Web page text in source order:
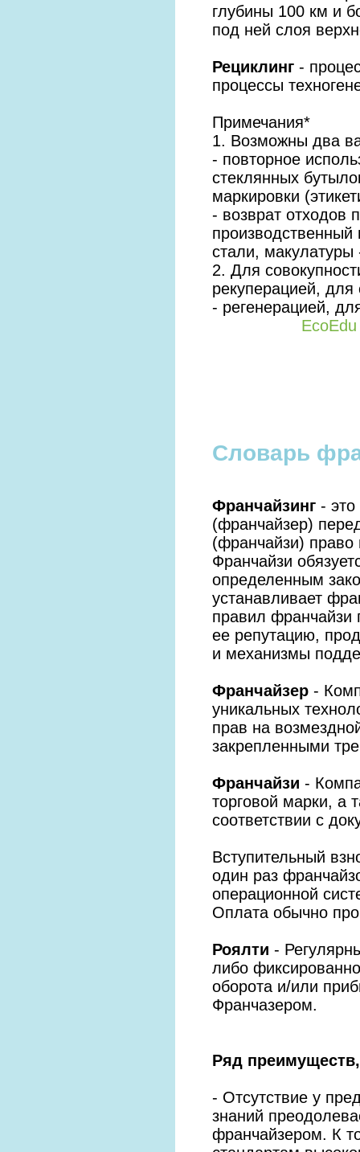
глубины 100 км и
под ней слоя
Рециклинг -
процессы
Примечания*
1. Возможны два
- повторное
стеклянных
маркировки
- возврат отходов
стали, макулатуры
2. Для
рекуперацией,
- регенерацией,
EcoEdu
Словарь
Франчайзинг - это
(франчайзер)
(франчайзи) право
Франчайзи
определенным
устанавливает
правил франчайзи
ее репутацию,
и механизмы
Франчайзер -
уникальных
прав на
закрепленными
Франчайзи -
торговой марки, а
соответствии с
Вступительный
один раз
операционной
Оплата обычно
Роялти -
либо
оборота и/или
Франчазером.
Ряд
- Отсутствие у
знаний
франчайзером. К